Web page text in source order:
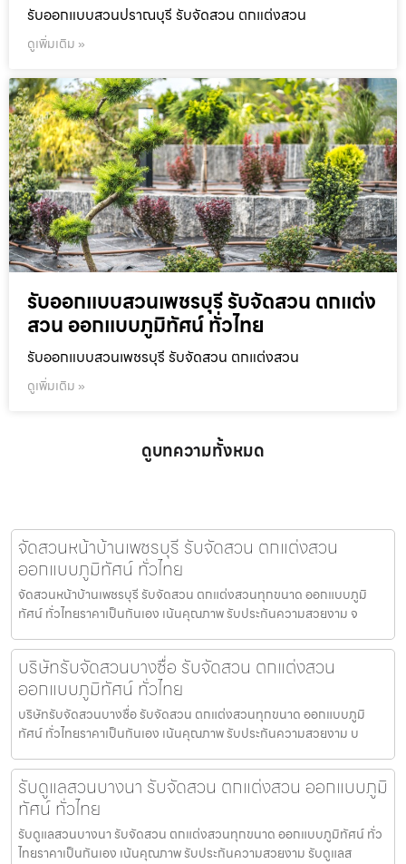
รับออกแบบสวนปราณบุรี รับจัดสวน ตกแต่งสวน
ดูเพิ่มเติม »
รับออกแบบสวนเพชรบุรี รับจัดสวน ตกแต่ง
สวน ออกแบบภูมิทัศน์ ทั่วไทย
รับออกแบบสวนเพชรบุรี รับจัดสวน ตกแต่งสวน
ดูเพิ่มเติม »
ดูบทความทั้งหมด
จัดสวนหน้าบ้านเพชรบุรี รับจัดสวน ตกแต่งสวน
ออกแบบภูมิทัศน์ ทั่วไทย
จัดสวนหน้าบ้านเพชรบุรี รับจัดสวน ตกแต่งสวนทุกขนาด ออกแบบภูมิ
ทัศน์ ทั่วไทยราคาเป็นกันเอง เน้นคุณภาพ รับประกันความสวยงาม จ
บริษัทรับจัดสวนบางซื่อ รับจัดสวน ตกแต่งสวน
ออกแบบภูมิทัศน์ ทั่วไทย
บริษัทรับจัดสวนบางซื่อ รับจัดสวน ตกแต่งสวนทุกขนาด ออกแบบภูมิ
ทัศน์ ทั่วไทยราคาเป็นกันเอง เน้นคุณภาพ รับประกันความสวยงาม บ
รับดูแลสวนบางนา รับจัดสวน ตกแต่งสวน ออกแบบภูมิ
ทัศน์ ทั่วไทย
รับดูแลสวนบางนา รับจัดสวน ตกแต่งสวนทุกขนาด ออกแบบภูมิทัศน์ ทั่ว
ไทยราคาเป็นกันเอง เน้นคุณภาพ รับประกันความสวยงาม รับดูแลส